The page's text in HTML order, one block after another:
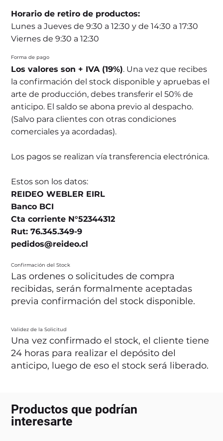
Horario de retiro de productos:
Lunes a Jueves de 9:30 a 12:30 y de 14:30 a 17:30
Viernes de 9:30 a 12:30
Forma de pago
Los valores son + IVA (19%). Una vez que recibes
la confirmación del stock disponible y apruebas el
arte de producción, debes transferir el 50% de
anticipo. El saldo se abona previo al despacho.
(Salvo para clientes con otras condiciones
comerciales ya acordadas).
Los pagos se realizan vía transferencia electrónica.
Estos son los datos:
REIDEO WEBLER EIRL
Banco BCI
Cta corriente N°52344312
Rut: 76.345.349-9
pedidos@reideo.cl
Confirmación del Stock
Las ordenes o solicitudes de compra
recibidas, serán formalmente aceptadas
previa confirmación del stock disponible.
Validez de la Solicitud
Una vez confirmado el stock, el cliente tiene
24 horas para realizar el depósito del
anticipo, luego de eso el stock será liberado.
Productos que podrían
interesarte